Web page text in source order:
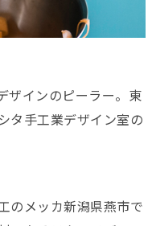
ザインのピーラー。東
タ手工業デザイン室の
のメッカ新潟県燕市で